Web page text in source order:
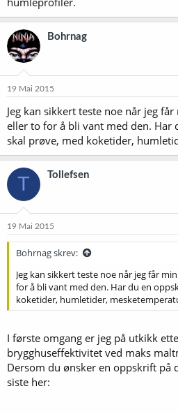
Bohrnag
19 Mai 2015
Jeg kan sikkert teste noe når jeg
eller to for å bli vant med den. Har
skal prøve, med koketider,
T Tollefsen
19 Mai 2015
Bohrnag skrev:
Jeg kan sikkert teste noe når jeg får
for å bli vant med den. Har du en
koketider, humletider,
I første omgang er jeg på utkikk
brygghuseffektivitet ved maks
Dersom du ønsker en oppskrift på
siste her: